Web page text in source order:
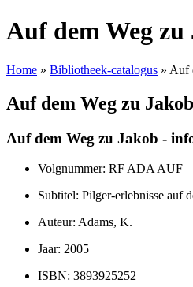
Auf dem Weg zu
Home » Bibliotheek-catalogus » Auf
Auf dem Weg zu
Auf dem Weg zu Jakob -
Volgnummer: RF ADA AUF
Subtitel: Pilger-erlebnisse auf
Auteur: Adams, K.
Jaar: 2005
ISBN: 3893925252